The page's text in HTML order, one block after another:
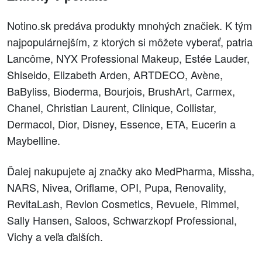
Notino.sk predáva produkty mnohých značiek. K tým
najpopulárnejším, z ktorých si môžete vyberať, patria
Lancôme, NYX Professional Makeup, Estée Lauder,
Shiseido, Elizabeth Arden, ARTDECO, Avène,
BaByliss, Bioderma, Bourjois, BrushArt, Carmex,
Chanel, Christian Laurent, Clinique, Collistar,
Dermacol, Dior, Disney, Essence, ETA, Eucerin a
Maybelline.
Ďalej nakupujete aj značky ako MedPharma, Missha,
NARS, Nivea, Oriflame, OPI, Pupa, Renovality,
RevitaLash, Revlon Cosmetics, Revuele, Rimmel,
Sally Hansen, Saloos, Schwarzkopf Professional,
Vichy a veľa ďalších.